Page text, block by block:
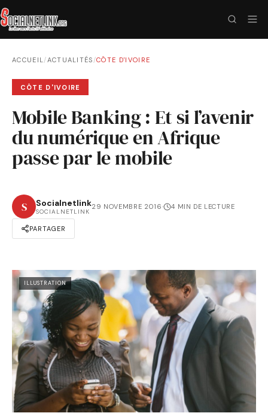
ACCUEIL/ACTUALITÉS /CÔTE D'IVOIRE
CÔTE D'IVOIRE
Mobile Banking : Et si l’avenir
du numérique en Afrique
passe par le mobile
S Socialnetlink
SOCIALNETLINK
29 NOVEMBRE 2016· 4 MIN DE LECTURE
PARTAGER
ILLUSTRATION